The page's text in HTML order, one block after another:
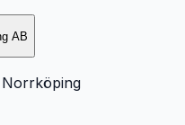
AB
Norrköping